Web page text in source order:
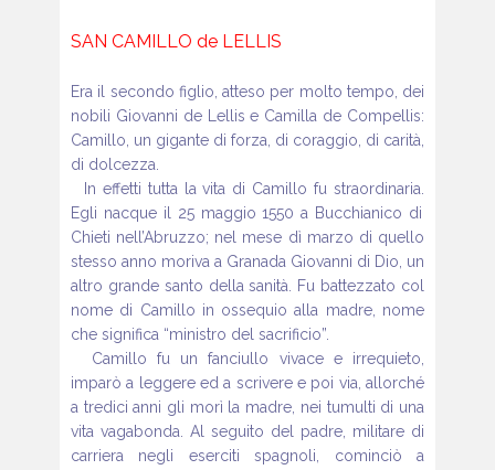
SAN CAMILLO de LELLIS
Era il secondo figlio, atteso per molto tempo, dei
nobili Giovanni de Lellis e Camilla de Compellis:
Camillo, un gigante di forza, di coraggio, di carità,
di dolcezza.
In effetti tutta la vita di Camillo fu straordinaria.
Egli nacque il 25 maggio 1550 a Bucchianico di
Chieti nell’Abruzzo; nel mese dì marzo di quello
stesso anno moriva a Granada Giovanni di Dio, un
altro grande santo della sanità. Fu battezzato col
nome di Camillo in ossequio alla madre, nome
che significa “ministro del sacrificio”.
Camillo fu un fanciullo vivace e irrequieto,
imparò a leggere ed a scrivere e poi via, allorché
a tredici anni gli morì la madre, nei tumulti di una
vita vagabonda. Al seguito del padre, militare di
carriera negli eserciti spagnoli, cominciò a